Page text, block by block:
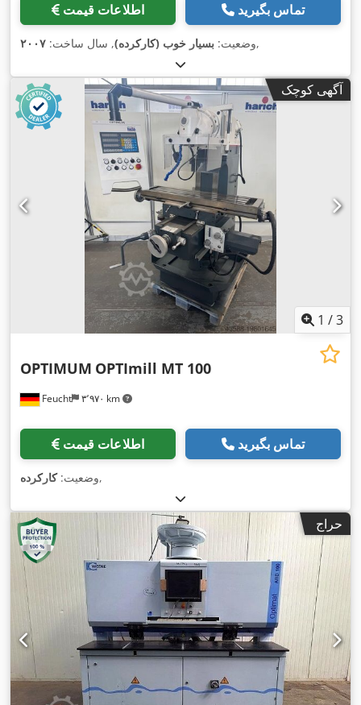
اطلاعات قیمت تماس بگیرید
وضعیت: بسیار خوب (کارکرده), سال ساخت: ۲۰۰۷ ,
آگهی کوچک
1 /3
Feucht ۳٬۹۷۰ km
OPTIMUM OPTImill MT 100
اطلاعات قیمت تماس بگیرید
وضعیت:کارکرده ,
حراج